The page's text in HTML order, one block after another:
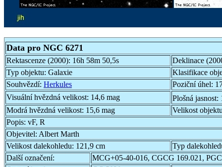
Data pro NGC 6271
Rektascenze (2000): 16h 58m 50,5s
Deklinace
Typ objektu: Galaxie
Klasifikace
Souhvězdí: Herkules Poziční úhel:
Visuální hvězdná velikost: 14,6 mag Plošná jasnost:
Modrá hvězdná velikost: 15,6 mag
Velikost
Popis: vF, R
Objevitel: Albert Marth
Velikost dalekohledu: 121,9 cm
Typ
Další označení:
MCG+05-40-016, CGCG 169.021,